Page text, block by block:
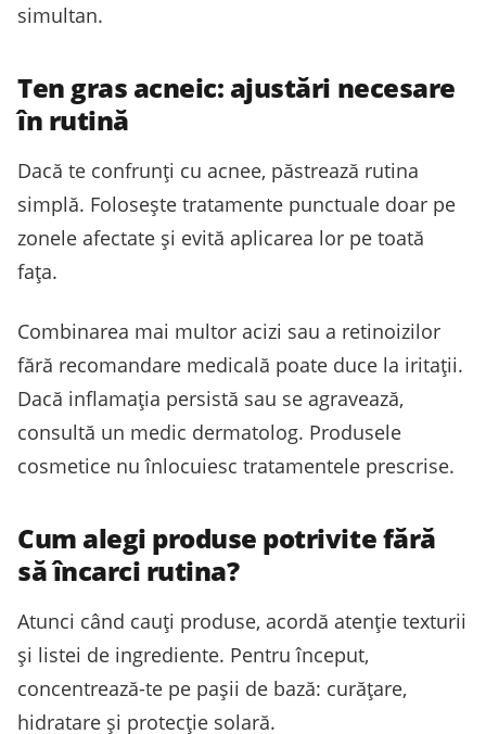
simultan.
Ten gras acneic: ajustări necesare
în rutină
Dacă te confrunți cu acnee, păstrează rutina
simplă. Folosește tratamente punctuale doar pe
zonele afectate și evită aplicarea lor pe toată
fața.
Combinarea mai multor acizi sau a retinoizilor
fără recomandare medicală poate duce la iritații.
Dacă inflamația persistă sau se agravează,
consultă un medic dermatolog. Produsele
cosmetice nu înlocuiesc tratamentele prescrise.
Cum alegi produse potrivite fără
să încarci rutina?
Atunci când cauți produse, acordă atenție texturii
și listei de ingrediente. Pentru început,
concentrează-te pe pașii de bază: curățare,
hidratare și protecție solară.